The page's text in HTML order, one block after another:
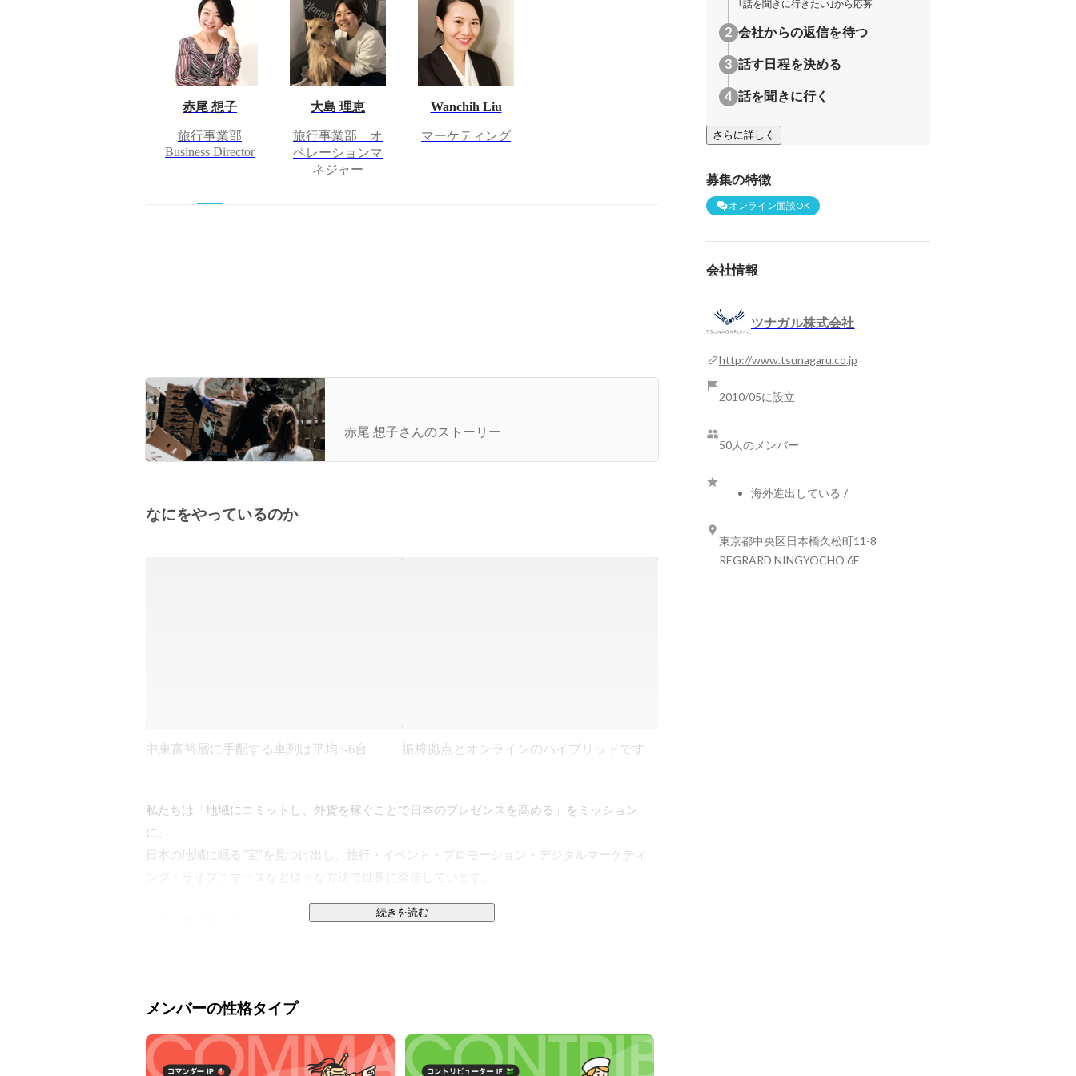
赤尾 想子
旅行事業部
Business Director
大島 理恵
旅行事業部 オ
ペレーションマ
ネジャー
Wanchih Liu
マーケティング
赤尾 想子さんのストーリー
なにをやっているのか
中東富裕層に手配する車列は平均5-6台 振樟拠点とオンラインのハイブリッドです
私たちは「地域にコミットし、外貨を稼ぐことで日本のプレゼンスを高める」をミッション
に、
日本の地域に眠る“宝”を見つけ出し、旅行・イベント・プロモーション・デジタルマーケティ
業」「商品流通事業」「中東進出支援事業」の三つの事業を展開しています。
▍旅行サービス
続きを読む
メンバーの性格タイプ
｢話を聞きに行きたい｣から応募
会社からの返信を待つ
話す日程を決める
話を聞きに行く
さらに詳しく
募集の特徴
オンライン面談OK
会社情報
ツナガル株式会社
http://www.tsunagaru.co.jp
2010/05に設立
50人のメンバー
海外進出している /
東京都中央区日本橋久松町11-8
REGRARD NINGYOCHO 6F